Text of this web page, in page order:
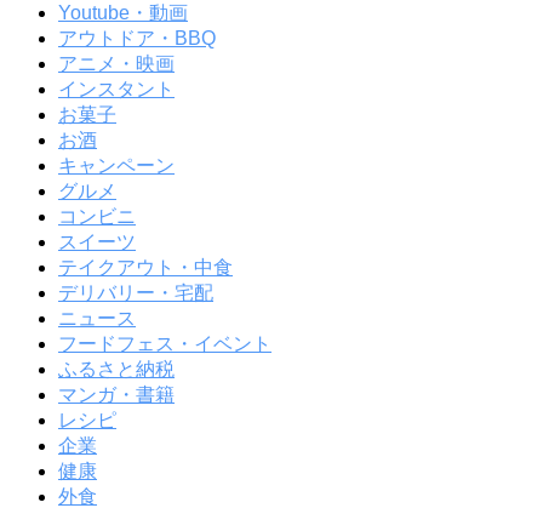
Youtube・動画
アウトドア・BBQ
アニメ・映画
インスタント
お菓子
お酒
キャンペーン
グルメ
コンビニ
スイーツ
テイクアウト・中食
デリバリー・宅配
ニュース
フードフェス・イベント
ふるさと納税
マンガ・書籍
レシピ
企業
健康
外食